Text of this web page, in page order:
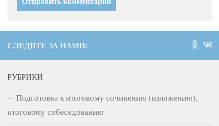
СЛЕДИТЕ ЗА НАМИ:
РУБРИКИ
Подготовка к итоговому сочинению (изложению),
итоговому собеседованию